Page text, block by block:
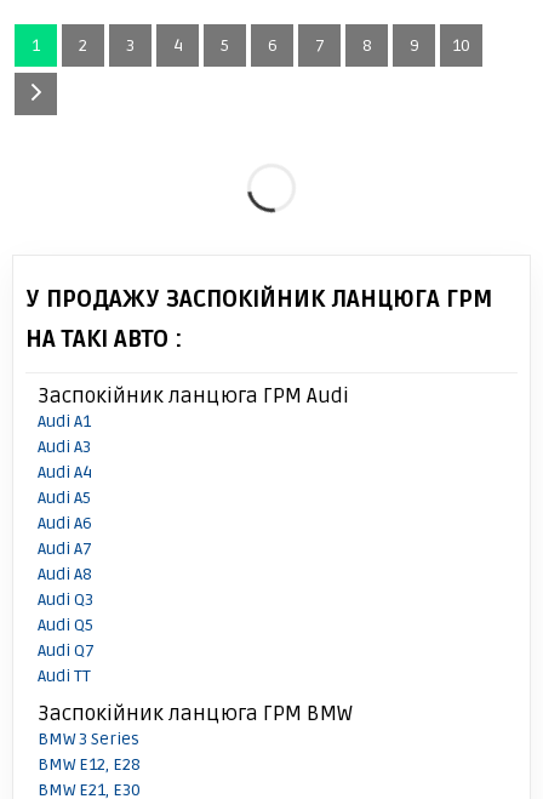
1 2 3 4 5 6 7 8 9 10
У ПРОДАЖУ ЗАСПОКІЙНИК ЛАНЦЮГА ГРМ
НА ТАКІ АВТО :
Заспокійник ланцюга ГРМ Audi
Audi A1
Audi A3
Audi A4
Audi A5
Audi A6
Audi A7
Audi A8
Audi Q3
Audi Q5
Audi Q7
Audi TT
Заспокійник ланцюга ГРМ BMW
BMW 3 Series
BMW E12, E28
BMW E21, E30